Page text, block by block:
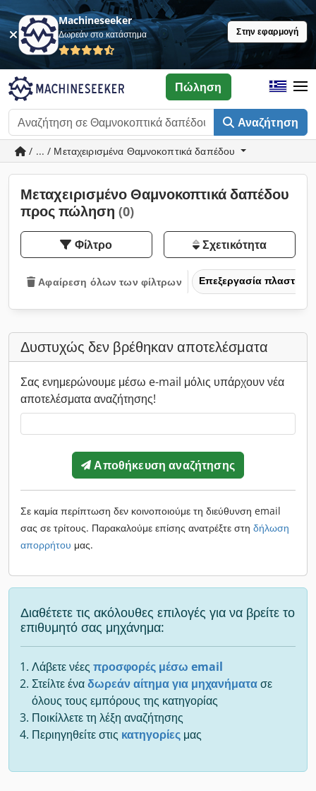
Machineseeker
Δωρεάν στο κατάστημα Στην εφαρμογή
Αναζήτηση
Πώληση
/ ... / Μεταχειρισμένα Θαμνοκοπτικά δαπέδου
Μεταχειρισμένο Θαμνοκοπτικά δαπέδου
προς πώληση (0)
Φίλτρο Σχετικότητα
Αφαίρεση όλων των φίλτρων Επεξεργασία
Δυστυχώς δεν βρέθηκαν αποτελέσματα
Σας ενημερώνουμε μέσω e-mail μόλις υπάρχουν νέα
αποτελέσματα αναζήτησης!
Αποθήκευση αναζήτησης
Σε καμία περίπτωση δεν κοινοποιούμε τη διεύθυνση email
σας σε τρίτους. Παρακαλούμε επίσης ανατρέξτε στη δήλωση
απορρήτου μας.
Διαθέτετε τις ακόλουθες επιλογές για να βρείτε το
επιθυμητό σας μηχάνημα:
Λάβετε νέες προσφορές μέσω email
Στείλτε έναδωρεάν αίτημα για μηχανήματασε
όλους τους εμπόρους της κατηγορίας
Ποικίλλετε τη λέξη αναζήτησης
Περιηγηθείτε στις κατηγορίες μας